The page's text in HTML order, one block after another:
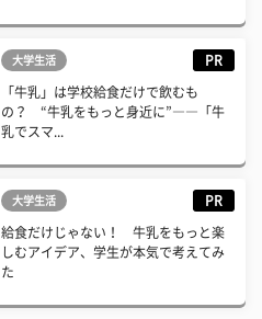
大学生活 PR
「牛乳」は学校給食だけで飲むも
の？ “牛乳をもっと身近に”――「牛
乳でスマ...
大学生活 PR
給食だけじゃない！ 牛乳をもっと楽
しむアイデア、学生が本気で考えてみ
た